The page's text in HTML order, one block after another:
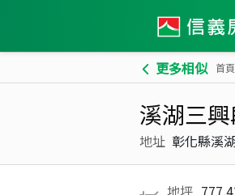
更多相似 首頁
溪湖三
地址 彰化縣溪
地坪